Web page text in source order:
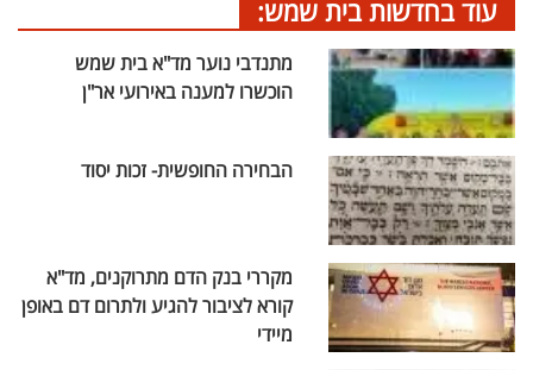
עוד בחדשות בית שמש:
מתנדבי נוער מד"א בית שמש
הוכשרו למענה באירועי אר"ן
הבחירה החופשית- זכות יסוד
מקררי בנק הדם מתרוקנים, מד"א
קורא לציבור להגיע ולתרום דם באופן
מיידי